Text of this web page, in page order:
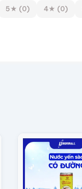
5★ (0) 4★ (0)